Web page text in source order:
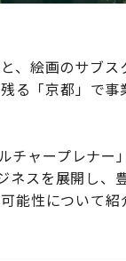
、絵画のサブ
る「京都」で
チャープレナー
ネスを展開し、
能性について